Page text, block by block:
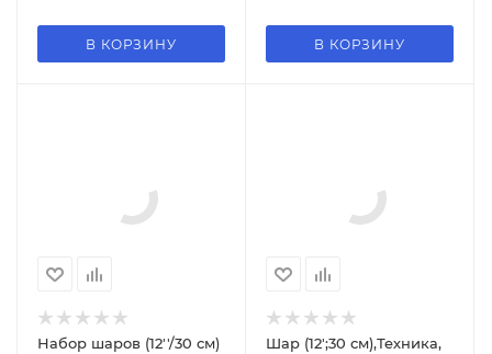
В КОРЗИНУ В КОРЗИНУ
Набор шаров (12''/30 см)
Шар (12';30 см),Техника,